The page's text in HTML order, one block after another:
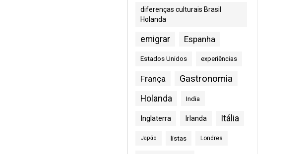
diferenças culturais Brasil
Holanda
emigrar Espanha
Estados Unidos experiências
França Gastronomia
Holanda India
Inglaterra Irlanda Itália
Japão listas Londres